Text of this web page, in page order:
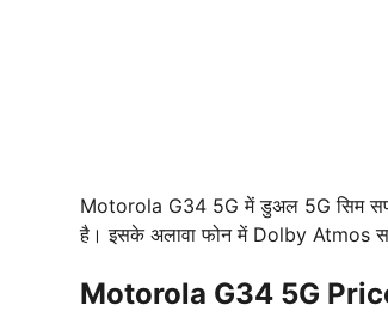
Motorola G34 5G में डुअल 5G सिम
है। इसके अलावा फोन में Dolby Atmos
Motorola G34 5G